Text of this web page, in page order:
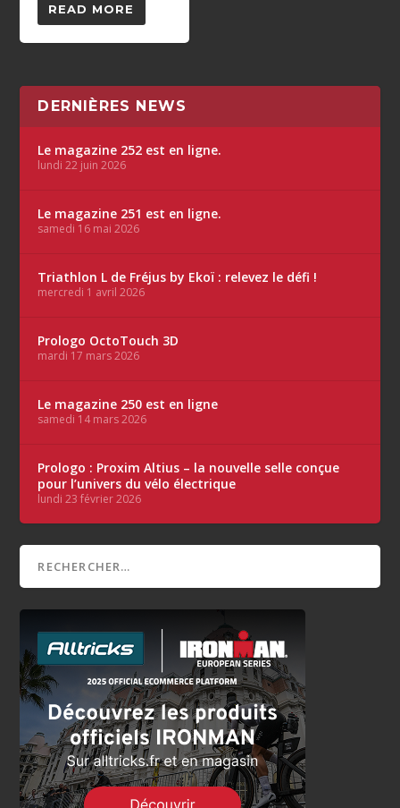
READ MORE
DERNIÈRES NEWS
Le magazine 252 est en ligne.
lundi 22 juin 2026
Le magazine 251 est en ligne.
samedi 16 mai 2026
Triathlon L de Fréjus by Ekoï : relevez le défi !
mercredi 1 avril 2026
Prologo OctoTouch 3D
mardi 17 mars 2026
Le magazine 250 est en ligne
samedi 14 mars 2026
Prologo : Proxim Altius – la nouvelle selle conçue
pour l’univers du vélo électrique
lundi 23 février 2026